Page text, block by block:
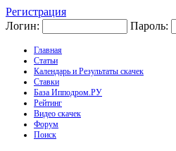
Регистрация
Логин:
Пароль:
Главная
Статьи
Календарь и Результаты скачек
Ставки
База Ипподром.РУ
Рейтинг
Видео скачек
Форум
Поиск